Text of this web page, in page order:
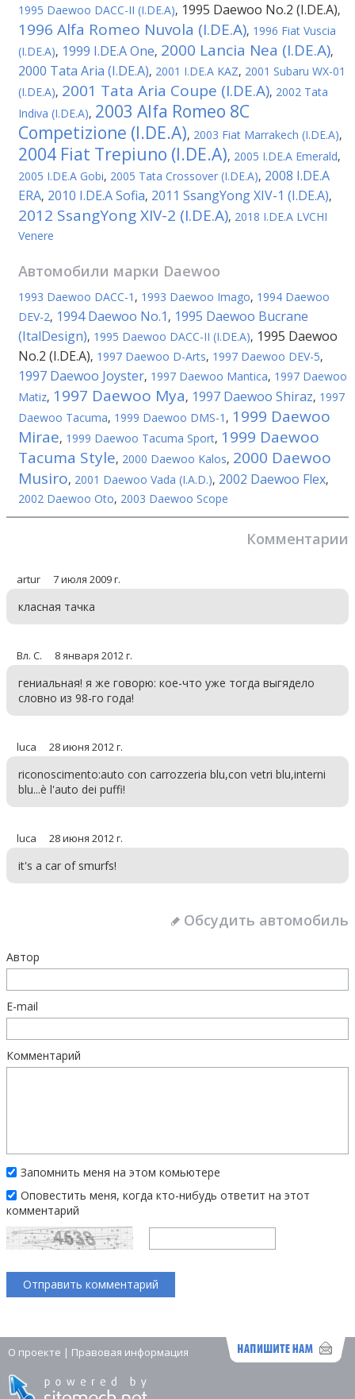
1995 Daewoo DACC-II (I.DE.A), 1995 Daewoo No.2 (I.DE.A),
1996 Alfa Romeo Nuvola (I.DE.A), 1996 Fiat Vuscia
(I.DE.A), 1999 I.DE.A One, 2000 Lancia Nea (I.DE.A),
2000 Tata Aria (I.DE.A), 2001 I.DE.A KAZ, 2001 Subaru WX-01
(I.DE.A), 2001 Tata Aria Coupe (I.DE.A), 2002 Tata
Indiva (I.DE.A), 2003 Alfa Romeo 8C
Competizione (I.DE.A), 2003 Fiat Marrakech (I.DE.A),
2004 Fiat Trepiuno (I.DE.A), 2005 I.DE.A Emerald,
2005 I.DE.A Gobi, 2005 Tata Crossover (I.DE.A), 2008 I.DE.A
ERA, 2010 I.DE.A Sofia, 2011 SsangYong XIV-1 (I.DE.A),
2012 SsangYong XIV-2 (I.DE.A), 2018 I.DE.A LVCHI
Venere
Автомобили марки Daewoo
1993 Daewoo DACC-1 , 1993 Daewoo Imago, 1994 Daewoo
DEV-2, 1994 Daewoo No.1 , 1995 Daewoo Bucrane
(ItalDesign), 1995 Daewoo DACC-II (I.DE.A), 1995 Daewoo
No.2 (I.DE.A), 1997 Daewoo D-Arts, 1997 Daewoo DEV-5,
1997 Daewoo Joyster, 1997 Daewoo Mantica, 1997 Daewoo
Matiz, 1997 Daewoo Mya, 1997 Daewoo Shiraz, 1997
Daewoo Tacuma, 1999 Daewoo DMS-1 , 1999 Daewoo
Mirae, 1999 Daewoo Tacuma Sport, 1999 Daewoo
Tacuma Style, 2000 Daewoo Kalos, 2000 Daewoo
Musiro, 2001 Daewoo Vada (I.A.D.), 2002 Daewoo Flex,
2002 Daewoo Oto, 2003 Daewoo Scope
Комментарии
artur 7 июля 2009 г.
класная тачка
Вл. С. 8 января 2012 г.
гениальная! я же говорю: кое-что уже тогда выгядело
словно из 98-го года!
luca 28 июня 2012 г.
riconoscimento:auto con carrozzeria blu,con vetri blu,interni
blu...è l'auto dei puffi!
luca 28 июня 2012 г.
it's a car of smurfs!
Обсудить автомобиль
Автор
E-mail
Комментарий
Запомнить меня на этом комьютере
Оповестить меня, когда кто-нибудь ответит на этот
комментарий
О проекте | Правовая информация